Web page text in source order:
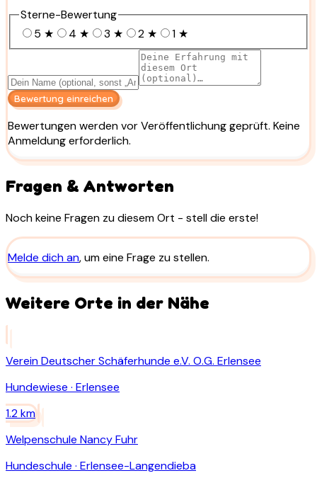
Sterne-Bewertung
5 ★ 4 ★ 3 ★ 2 ★ 1 ★
Bewertung einreichen
Bewertungen werden vor Veröffentlichung geprüft. Keine
Anmeldung erforderlich.
Fragen & Antworten
Noch keine Fragen zu diesem Ort - stell die erste!
Melde dich an, um eine Frage zu stellen.
Weitere Orte in der Nähe
Verein Deutscher Schäferhunde e.V. O.G. Erlensee
Hundewiese · Erlensee
1.2km
Welpenschule Nancy Fuhr
Hundeschule · Erlensee-Langendieba